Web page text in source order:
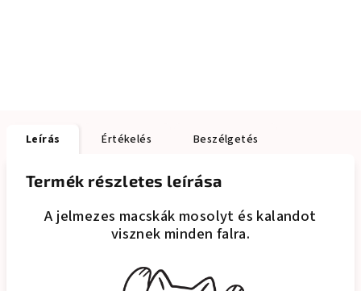
Leírás Értékelés Beszélgetés
Termék részletes leírása
A jelmezes macskák mosolyt és kalandot
visznek minden falra.